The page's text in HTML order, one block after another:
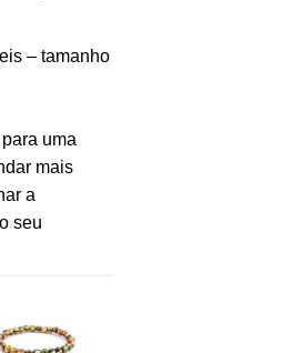
​​– tamanho
uma
mais
a
seu